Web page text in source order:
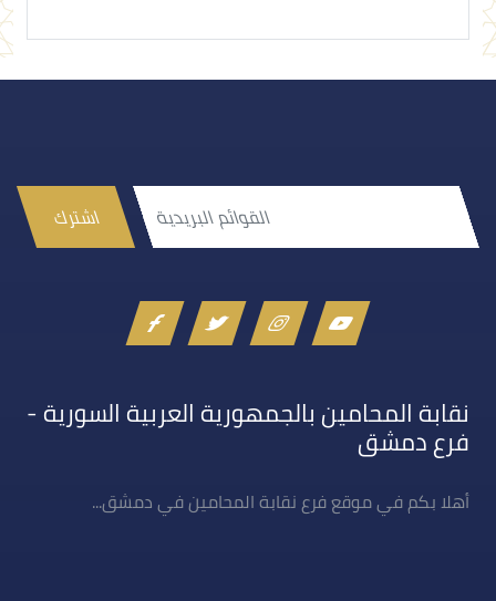
اشترك
نقابة المحامين بالجمهورية العربية السورية -
فرع دمشق
أهلا بكم في موقع فرع نقابة المحامين في دمشق...